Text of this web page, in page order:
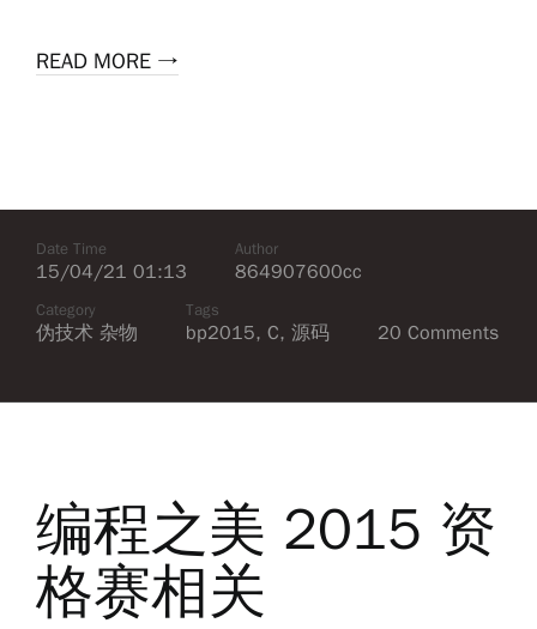
READ MORE →
Date Time
15/04/21 01:13
Author
864907600cc
Category
伪技术 杂物
Tags
bp2015, C, 源码 20 Comments
编程之美 2015 资
格赛相关